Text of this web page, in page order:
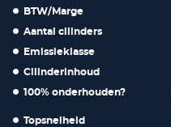
BTW/Marge
Aantal cilinders
Emissieklasse
Cilinderinhoud
100% onderhouden?
Topsnelheid